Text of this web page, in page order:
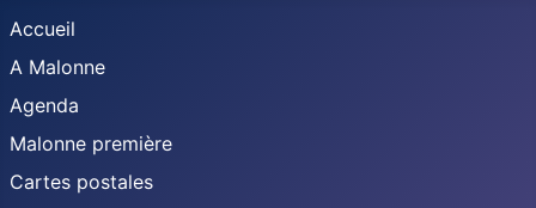
Accueil
A Malonne
Agenda
Malonne première
Cartes postales